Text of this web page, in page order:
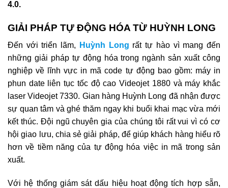
4.0.
GIẢI PHÁP TỰ ĐỘNG HÓA TỪ HUỲNH LONG
Đến với triển lãm, Huỳnh Long rất tự hào vì mang đến
những giải pháp tự động hóa trong ngành sản xuất công
nghiệp về lĩnh vực in mã code tự động bao gồm: máy in
phun date liên tục tốc độ cao Videojet 1880 và máy khắc
laser Videojet 7330. Gian hàng Huỳnh Long đã nhận được
sự quan tâm và ghé thăm ngay khi buổi khai mạc vừa mới
kết thúc. Đội ngũ chuyên gia của chúng tôi rất vui vì có cơ
hội giao lưu, chia sẻ giải pháp, để giúp khách hàng hiểu rõ
hơn về tiềm năng của tự động hóa việc in mã trong sản
xuất.
Với hệ thống giám sát dấu hiệu hoạt động tích hợp sẵn,